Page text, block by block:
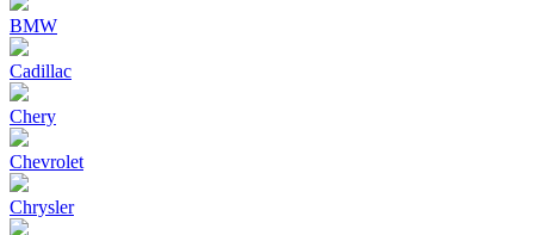
BMW
Cadillac
Chery
Chevrolet
Chrysler